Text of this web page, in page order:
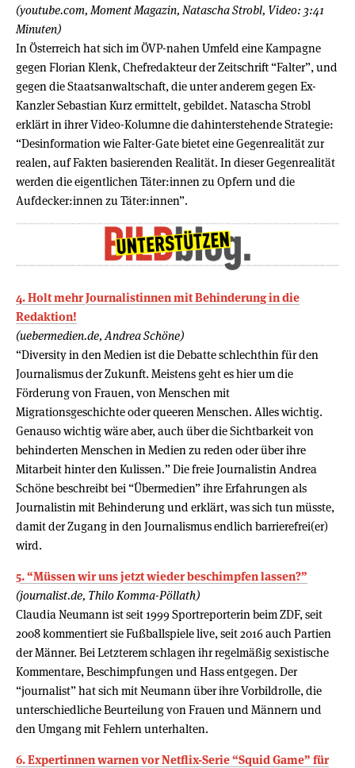
(youtube.com, Moment Magazin, Natascha Strobl, Video: 3:41
Minuten)
In Österreich hat sich im ÖVP-nahen Umfeld eine Kampagne
gegen Florian Klenk, Chefredakteur der Zeitschrift “Falter”, und
gegen die Staatsanwaltschaft, die unter anderem gegen Ex-
Kanzler Sebastian Kurz ermittelt, gebildet. Natascha Strobl
erklärt in ihrer Video-Kolumne die dahinterstehende Strategie:
“Desinformation wie Falter-Gate bietet eine Gegenrealität zur
realen, auf Fakten basierenden Realität. In dieser Gegenrealität
werden die eigentlichen Täter:innen zu Opfern und die
Aufdecker:innen zu Täter:innen”.
4. Holt mehr Journalistinnen mit Behinderung in die
Redaktion!
(uebermedien.de, Andrea Schöne)
“Diversity in den Medien ist die Debatte schlechthin für den
Journalismus der Zukunft. Meistens geht es hier um die
Förderung von Frauen, von Menschen mit
Migrationsgeschichte oder queeren Menschen. Alles wichtig.
Genauso wichtig wäre aber, auch über die Sichtbarkeit von
behinderten Menschen in Medien zu reden oder über ihre
Mitarbeit hinter den Kulissen.” Die freie Journalistin Andrea
Schöne beschreibt bei “Übermedien” ihre Erfahrungen als
Journalistin mit Behinderung und erklärt, was sich tun müsste,
damit der Zugang in den Journalismus endlich barrierefrei(er)
wird.
5. “Müssen wir uns jetzt wieder beschimpfen lassen?”
(journalist.de, Thilo Komma-Pöllath)
Claudia Neumann ist seit 1999 Sportreporterin beim ZDF, seit
2008 kommentiert sie Fußballspiele live, seit 2016 auch Partien
der Männer. Bei Letzterem schlagen ihr regelmäßig sexistische
Kommentare, Beschimpfungen und Hass entgegen. Der
“journalist” hat sich mit Neumann über ihre Vorbildrolle, die
unterschiedliche Beurteilung von Frauen und Männern und
den Umgang mit Fehlern unterhalten.
6. Expertinnen warnen vor Netflix-Serie “Squid Game” für